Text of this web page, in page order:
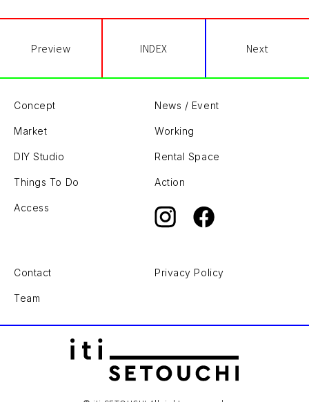
Preview INDEX Next
Concept News / Event
Market Working
DIY Studio Rental Space
Things To Do Action
Access
Contact Privacy Policy
Team